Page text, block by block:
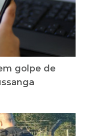
golpe de